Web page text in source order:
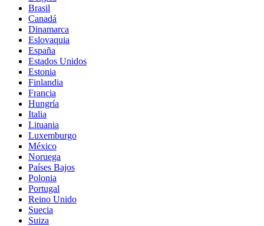
Brasil
Canadá
Dinamarca
Eslovaquia
España
Estados Unidos
Estonia
Finlandia
Francia
Hungría
Italia
Lituania
Luxemburgo
México
Noruega
Países Bajos
Polonia
Portugal
Reino Unido
Suecia
Suiza